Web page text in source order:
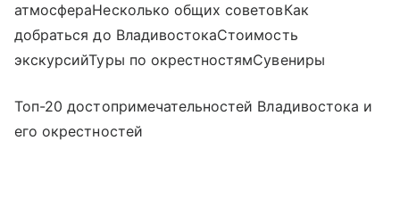
атмосфераНесколько общих советовКак
добраться до ВладивостокаСтоимость
экскурсийТуры по окрестностямСувениры
Топ-20 достопримечательностей Владивостока и
его окрестностей